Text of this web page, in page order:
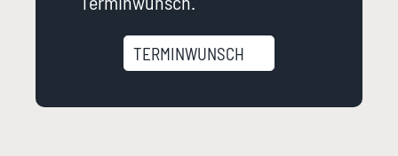
TERMINWUNSCH